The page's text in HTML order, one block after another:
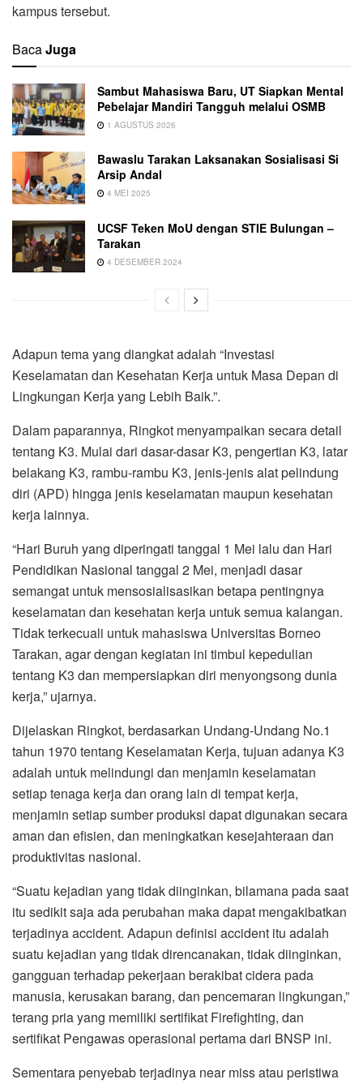
kampus tersebut.
BacaJuga
Sambut Mahasiswa Baru, UT Siapkan Mental
Pebelajar Mandiri Tangguh melalui OSMB
1 AGUSTUS 2026
Bawaslu Tarakan Laksanakan Sosialisasi Si
Arsip Andal
4 MEI 2025
UCSF Teken MoU dengan STIE Bulungan –
Tarakan
4 DESEMBER 2024
Adapun tema yang diangkat adalah “Investasi
Keselamatan dan Kesehatan Kerja untuk Masa Depan di
Lingkungan Kerja yang Lebih Baik.”.
Dalam paparannya, Ringkot menyampaikan secara detail
tentang K3. Mulai dari dasar-dasar K3, pengertian K3, latar
belakang K3, rambu-rambu K3, jenis-jenis alat pelindung
diri (APD) hingga jenis keselamatan maupun kesehatan
kerja lainnya.
“Hari Buruh yang diperingati tanggal 1 Mei lalu dan Hari
Pendidikan Nasional tanggal 2 Mei, menjadi dasar
semangat untuk mensosialisasikan betapa pentingnya
keselamatan dan kesehatan kerja untuk semua kalangan.
Tidak terkecuali untuk mahasiswa Universitas Borneo
Tarakan, agar dengan kegiatan ini timbul kepedulian
tentang K3 dan mempersiapkan diri menyongsong dunia
kerja,” ujarnya.
Dijelaskan Ringkot, berdasarkan Undang-Undang No.1
tahun 1970 tentang Keselamatan Kerja, tujuan adanya K3
adalah untuk melindungi dan menjamin keselamatan
setiap tenaga kerja dan orang lain di tempat kerja,
menjamin setiap sumber produksi dapat digunakan secara
aman dan efisien, dan meningkatkan kesejahteraan dan
produktivitas nasional.
“Suatu kejadian yang tidak diinginkan, bilamana pada saat
itu sedikit saja ada perubahan maka dapat mengakibatkan
terjadinya accident. Adapun definisi accident itu adalah
suatu kejadian yang tidak direncanakan, tidak diinginkan,
gangguan terhadap pekerjaan berakibat cidera pada
manusia, kerusakan barang, dan pencemaran lingkungan,”
terang pria yang memiliki sertifikat Firefighting, dan
sertifikat Pengawas operasional pertama dari BNSP ini.
Sementara penyebab terjadinya near miss atau peristiwa